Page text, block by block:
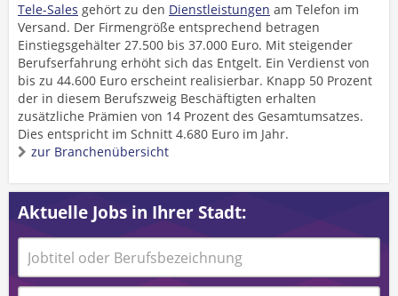
Tele-Sales gehört zu den Dienstleistungen am Telefon im
Versand. Der Firmengröße entsprechend betragen
Einstiegsgehälter 27.500 bis 37.000 Euro. Mit steigender
Berufserfahrung erhöht sich das Entgelt. Ein Verdienst von
bis zu 44.600 Euro erscheint realisierbar. Knapp 50 Prozent
der in diesem Berufszweig Beschäftigten erhalten
zusätzliche Prämien von 14 Prozent des Gesamtumsatzes.
Dies entspricht im Schnitt 4.680 Euro im Jahr.
zur Branchenübersicht
Aktuelle Jobs in Ihrer Stadt: